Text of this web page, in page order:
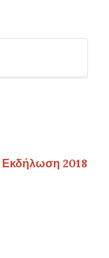
Εκδήλωση 2018